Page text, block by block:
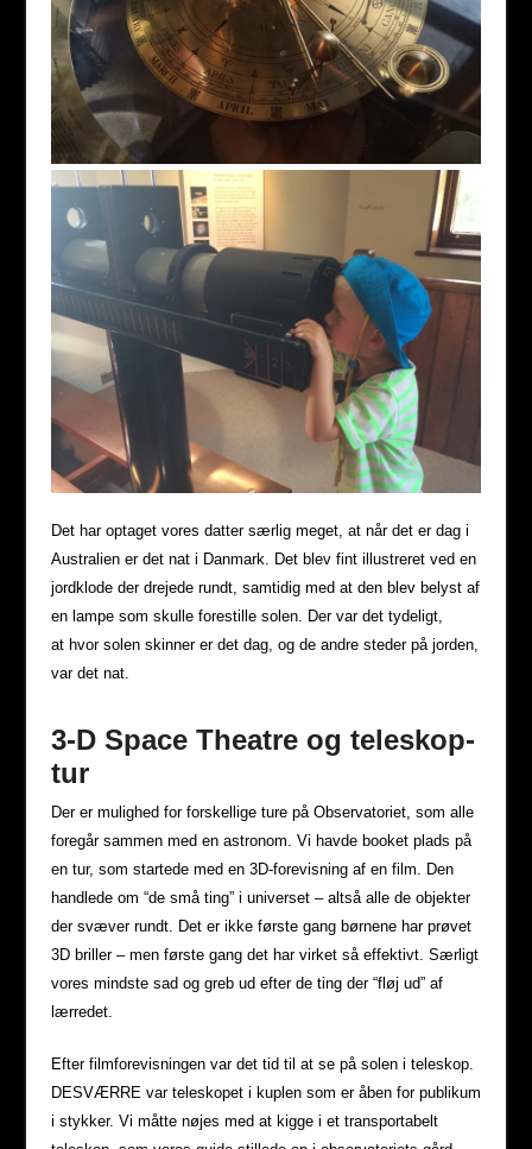
Det har optaget vores datter særlig meget, at når det er dag i
Australien er det nat i Danmark. Det blev fint illustreret ved en
jordklode der drejede rundt, samtidig med at den blev belyst af
en lampe som skulle forestille solen. Der var det tydeligt,
at hvor solen skinner er det dag, og de andre steder på jorden,
var det nat.
3-D Space Theatre og teleskop-
tur
Der er mulighed for forskellige ture på Observatoriet, som alle
foregår sammen med en astronom. Vi havde booket plads på
en tur, som startede med en 3D-forevisning af en film. Den
handlede om “de små ting” i universet – altså alle de objekter
der svæver rundt. Det er ikke første gang børnene har prøvet
3D briller – men første gang det har virket så effektivt. Særligt
vores mindste sad og greb ud efter de ting der “fløj ud” af
lærredet.
Efter filmforevisningen var det tid til at se på solen i teleskop.
DESVÆRRE var teleskopet i kuplen som er åben for publikum
i stykker. Vi måtte nøjes med at kigge i et transportabelt